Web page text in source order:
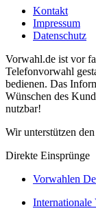
Kontakt
Impressum
Datenschutz
Vorwahl.de ist vor
Telefonvorwahl
bedienen. Das
Wünschen des
nutzbar!
Wir unterstützen den
Direkte Einsprünge
Vorwahlen
Internationale